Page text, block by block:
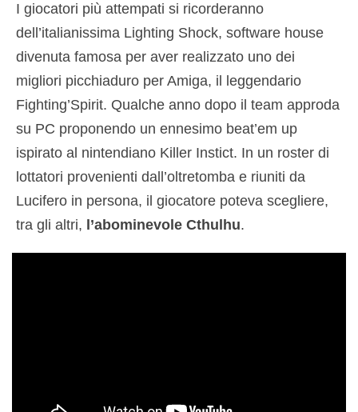
I giocatori più attempati si ricorderanno
dell’italianissima Lighting Shock, software house
divenuta famosa per aver realizzato uno dei
migliori picchiaduro per Amiga, il leggendario
Fighting’Spirit. Qualche anno dopo il team approda
su PC proponendo un ennesimo beat’em up
ispirato al nintendiano Killer Instict. In un roster di
lottatori provenienti dall’oltretomba e riuniti da
Lucifero in persona, il giocatore poteva scegliere,
tra gli altri, l’abominevole Cthulhu.